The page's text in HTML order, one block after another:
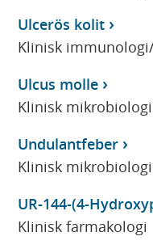
Ulcerös kolit
Klinisk
Ulcus molle
Klinisk mikrobiologi
Undulantfeber
Klinisk mikrobiologi
UR-144-(4-
Klinisk farmakologi